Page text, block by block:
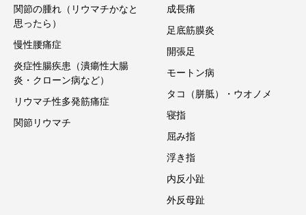
関節の腫れ（リウマチかなと
思ったら）
慢性腰痛症
炎症性腸疾患（潰瘍性大腸
炎・クローン病など）
リウマチ性多発筋痛症
関節リウマチ
成長痛
足底筋膜炎
開張足
モートン病
タコ（胼胝）・ウオノメ
寝指
屈み指
浮き指
内反小趾
外反母趾